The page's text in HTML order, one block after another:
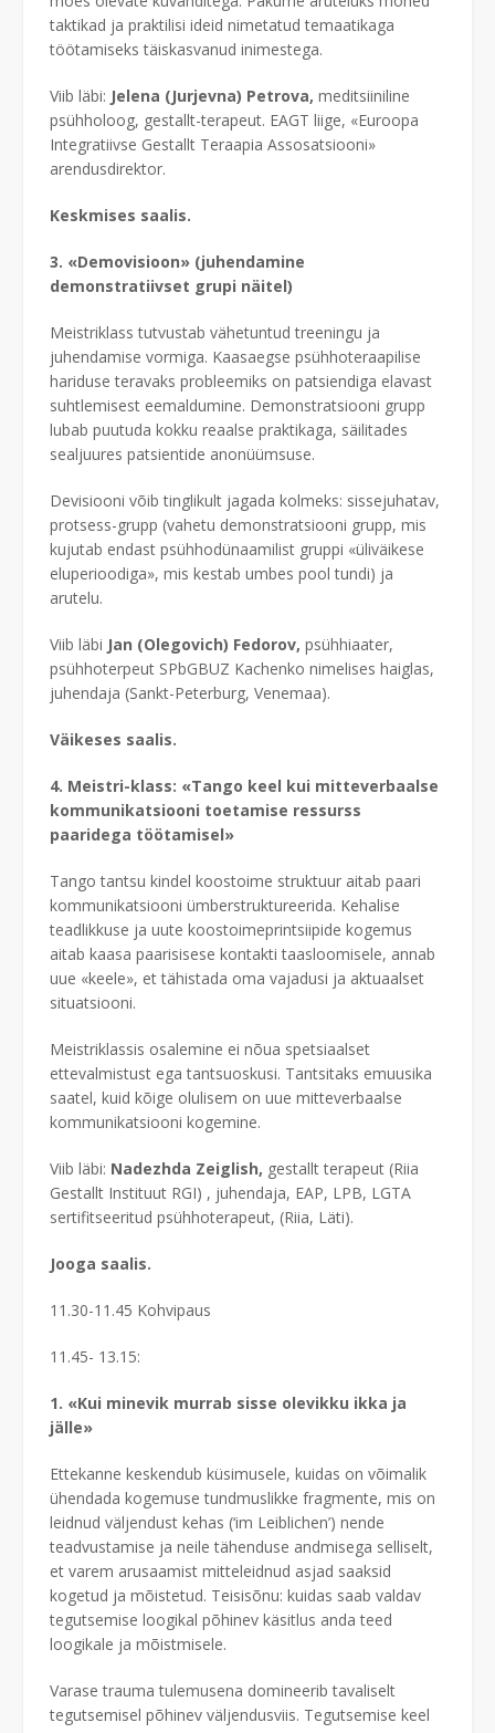
taktikad ja praktilisi ideid nimetatud temaatikaga
töötamiseks täiskasvanud inimestega.
Viib läbi: Jelena (Jurjevna) Petrova, meditsiiniline
psühholoog, gestallt-terapeut. EAGT liige, «Euroopa
Integratiivse Gestallt Teraapia Assosatsiooni»
arendusdirektor.
Keskmises saalis.
3. «Demovisioon» (juhendamine
demonstratiivset grupi näitel)
Meistriklass tutvustab vähetuntud treeningu ja
juhendamise vormiga. Kaasaegse psühhoteraapilise
hariduse teravaks probleemiks on patsiendiga elavast
suhtlemisest eemaldumine. Demonstratsiooni grupp
lubab puutuda kokku reaalse praktikaga, säilitades
sealjuures patsientide anonüümsuse.
Devisiooni võib tinglikult jagada kolmeks: sissejuhatav,
protsess-grupp (vahetu demonstratsiooni grupp, mis
kujutab endast psühhodünaamilist gruppi «üliväikese
eluperioodiga», mis kestab umbes pool tundi) ja
arutelu.
Viib läbi Jan (Olegovich) Fedorov, psühhiaater,
psühhoterpeut SPbGBUZ Kachenko nimelises haiglas,
juhendaja (Sankt-Peterburg, Venemaa).
Väikeses saalis.
4. Meistri-klass: «Tango keel kui mitteverbaalse
kommunikatsiooni toetamise ressurss
paaridega töötamisel»
Tango tantsu kindel koostoime struktuur aitab paari
kommunikatsiooni ümberstruktureerida. Kehalise
teadlikkuse ja uute koostoimeprintsiipide kogemus
aitab kaasa paarisisese kontakti taasloomisele, annab
uue «keele», et tähistada oma vajadusi ja aktuaalset
situatsiooni.
Meistriklassis osalemine ei nõua spetsiaalset
ettevalmistust ega tantsuoskusi. Tantsitaks emuusika
saatel, kuid kõige olulisem on uue mitteverbaalse
kommunikatsiooni kogemine.
Viib läbi: Nadezhda Zeiglish, gestallt terapeut (Riia
Gestallt Instituut RGI) , juhendaja, EAP, LPB, LGTA
sertifitseeritud psühhoterapeut, (Riia, Läti).
Jooga saalis.
11.30-11.45 Kohvipaus
11.45- 13.15:
1. «Kui minevik murrab sisse olevikku ikka ja
jälle»
Ettekanne keskendub küsimusele, kuidas on võimalik
ühendada kogemuse tundmuslikke fragmente, mis on
leidnud väljendust kehas (‘im Leiblichen’) nende
teadvustamise ja neile tähenduse andmisega selliselt,
et varem arusaamist mitteleidnud asjad saaksid
kogetud ja mõistetud. Teisisõnu: kuidas saab valdav
tegutsemise loogikal põhinev käsitlus anda teed
loogikale ja mõistmisele.
Varase trauma tulemusena domineerib tavaliselt
tegutsemisel põhinev väljendusviis. Tegutsemise keel